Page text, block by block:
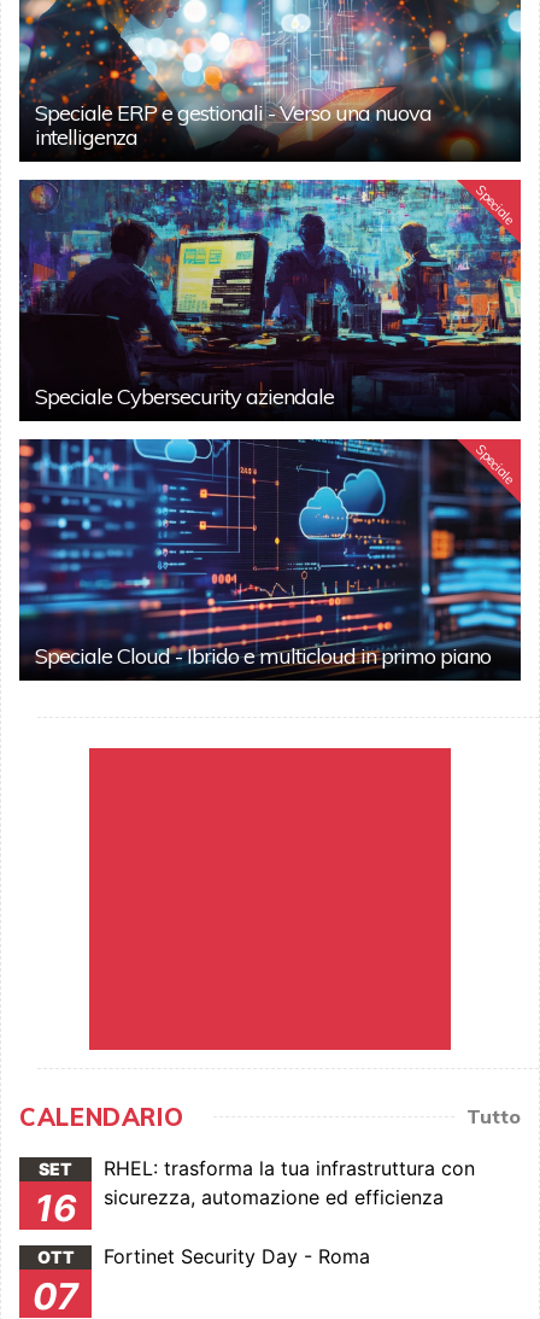
Speciale ERP e gestionali - Verso una nuova
intelligenza
Speciale
Speciale Cybersecurity aziendale
Speciale
Speciale Cloud - Ibrido e multicloud in primo piano
CALENDARIO Tutto
SET
16
RHEL: trasforma la tua infrastruttura con
sicurezza, automazione ed efficienza
OTT
07
Fortinet Security Day - Roma